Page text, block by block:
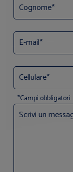
*Campi obbligatori